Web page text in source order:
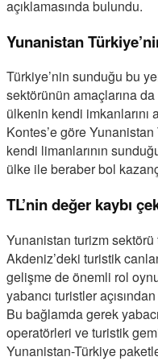
açıklamasında bulundu.
Yunanistan
Türkiye’nin sunduğu bu
sektörünün amaçlarına
ülkenin kendi imkanlarını
Kontes’e göre
kendi limanlarının
ülke ile beraber bol
TL’nin değer kaybı
Yunanistan turizm
Akdeniz’deki turistik
gelişme de önemli rol
yabancı turistler
Bu bağlamda gerek
operatörleri ve turistik
Yunanistan-Türkiye